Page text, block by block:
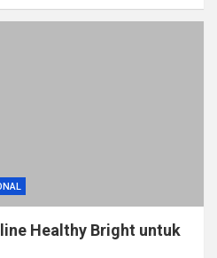
Healthy Bright untuk